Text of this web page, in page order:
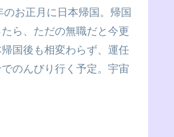
のお正月に日本帰国。帰国
ら、ただの無職だと今更
国後も相変わらず、運任
のんびり行く予定。宇宙